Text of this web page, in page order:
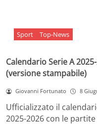
Sport Top-News
Calendario Serie A
(versione stampabile)
Giovanni Fortunato 8
Ufficializzato il
2025-2026 con le